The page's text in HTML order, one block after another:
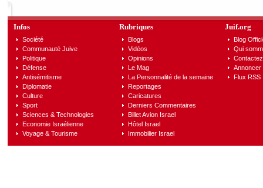
Infos
Société
Communauté Juive
Politique
Défense
Antisémitisme
Diplomatie
Culture
Sport
Sciences & Technologies
Economie Israélienne
Voyage & Tourisme
Rubriques
Blogs
Vidéos
Opinions
Le Mag
La Personnalité de la semaine
Reportages
Caricatures
Derniers Commentaires
Billet Avion Israel
Hôtel Israel
Immobilier Israel
Juif.org
Blog
Qui
Annoncer
Flux RSS